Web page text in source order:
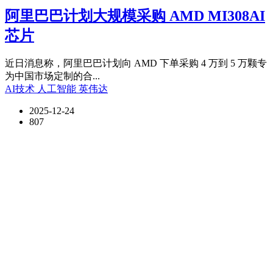
阿里巴巴计划大规模采购 AMD MI308AI
芯片
近日消息称，阿里巴巴计划向 AMD 下单采购 4 万到 5 万颗专
为中国市场定制的合...
AI技术 人工智能 英伟达
2025-12-24
807